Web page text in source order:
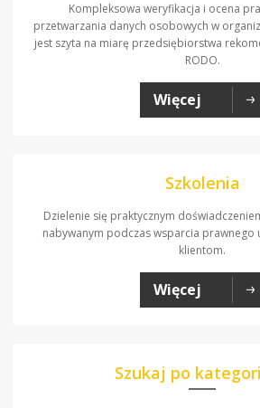
Kompleksowa weryfikacja i ocena
przetwarzania danych osobowych w
jest szyta na miarę przedsiębiorstwa
RODO.
Więcej
Szkolenia
Dzielenie się praktycznym
nabywanym podczas wsparcia prawnego
klientom.
Więcej
Szukaj po